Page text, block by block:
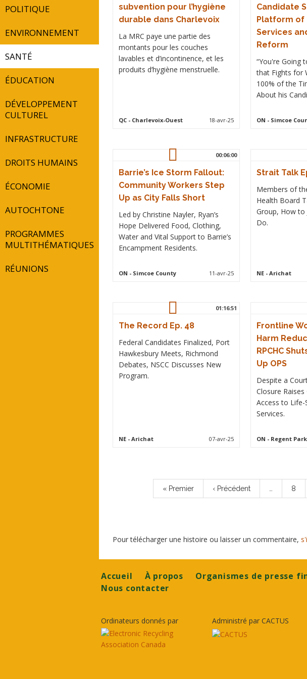
POLITIQUE
ENVIRONNEMENT
SANTÉ
ÉDUCATION
DÉVELOPPEMENT
CULTUREL
INFRASTRUCTURE
DROITS HUMAINS
ÉCONOMIE
AUTOCHTONE
PROGRAMMES
MULTITHÉMATIQUES
RÉUNIONS
subvention pour l’hygiène
durable dans Charlevoix
La MRC paye une partie des
montants pour les couches
lavables et d’incontinence, et les
produits d’hygiène menstruelle.
QC- Charlevoix-Ouest 18-avr-25
Candidate
Platform of
Services
Reform
“You're Going
that Fights for
100% of the
About his
ON - Simcoe
00:06:00
Barrie’s Ice Storm Fallout:
Community Workers Step
Up as City Falls Short
Led by Christine Nayler, Ryan’s
Hope Delivered Food, Clothing,
Water and Vital Support to Barrie’s
Encampment Residents.
ON - Simcoe County 11-avr-25
Strait Talk
Members of
Health Board
Group, How to
Do.
NE - Arichat
01:16:51
The Record Ep. 48
Federal Candidates Finalized, Port
Hawkesbury Meets, Richmond
Debates, NSCC Discusses New
Program.
NE- Arichat 07-avr-25
Frontline
Harm
RPCHC
Up OPS
Despite a
Closure
Access to Life-
Services.
ON - Regent
Première
page
« Premier
Page
précédente
‹ Précédent Page
8
Pour télécharger une histoire ou laisser un commentaire,
Footer
Accueil À propos Organismes de presse
Nous contacter
Ordinateurs donnés par Administré par CACTUS